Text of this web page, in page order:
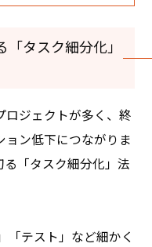
タスク細分化」
ロジェクトが多く、終
ン低下につながりま
「タスク細分化」法
「テスト」など細かく